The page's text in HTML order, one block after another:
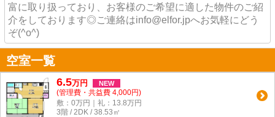
富に取り扱っており、お客様のご希望に適した物件のご紹
介をしております◎ご連絡はinfo@elfor.jpへお気軽にどう
ぞ(^o^)
空室一覧
6.5万円 NEW
(管理費・共益費 4,000円)
敷：0万円｜礼：13.8万円
3階 / 2DK / 38.53㎡